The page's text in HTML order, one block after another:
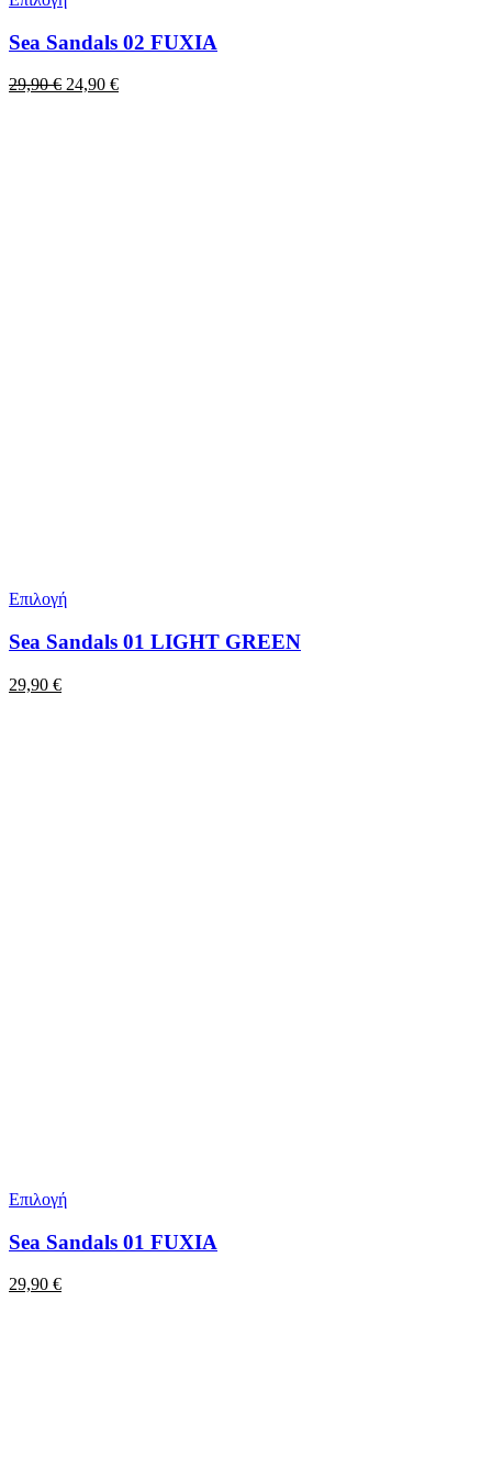
Sea Sandals 02 FUXIA
29,90€ Original
24,90 €Η
Επιλογή
Sea Sandals 01 LIGHT GREEN
29,90 €
Επιλογή
Sea Sandals 01 FUXIA
29,90 €